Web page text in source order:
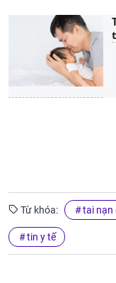
Từ khóa: tai nạn
tin y tế